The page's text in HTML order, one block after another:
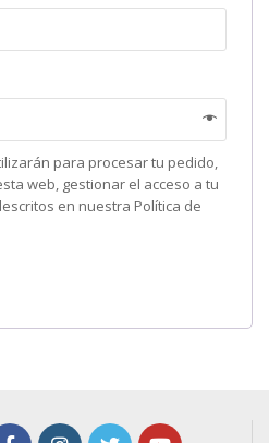
para procesar tu pedido,
web, gestionar el acceso a tu
en nuestra Política de